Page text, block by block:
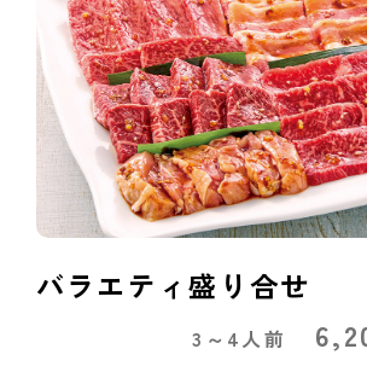
バラエティ盛り合せ
3～4人前